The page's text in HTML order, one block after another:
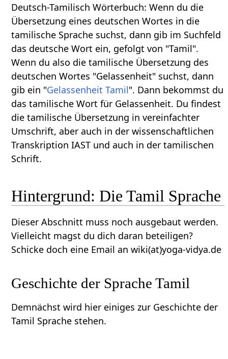
Deutsch-Tamilisch Wörterbuch: Wenn du die
Übersetzung eines deutschen Wortes in die
tamilische Sprache suchst, dann gib im Suchfeld
das deutsche Wort ein, gefolgt von "Tamil".
Wenn du also die tamilische Übersetzung des
deutschen Wortes "Gelassenheit" suchst, dann
gib ein "Gelassenheit Tamil". Dann bekommst du
das tamilische Wort für Gelassenheit. Du findest
die tamilische Übersetzung in vereinfachter
Umschrift, aber auch in der wissenschaftlichen
Transkription IAST und auch in der tamilischen
Schrift.
Hintergrund: Die Tamil Sprache
Dieser Abschnitt muss noch ausgebaut werden.
Vielleicht magst du dich daran beteiligen?
Schicke doch eine Email an wiki(at)yoga-vidya.de
Geschichte der Sprache Tamil
Demnächst wird hier einiges zur Geschichte der
Tamil Sprache stehen.